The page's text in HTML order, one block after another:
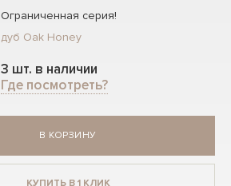
Ограниченная серия!
дуб Oak Honey
3 шт. в наличии
Где посмотреть?
В КОРЗИНУ
КУПИТЬ В 1 КЛИК